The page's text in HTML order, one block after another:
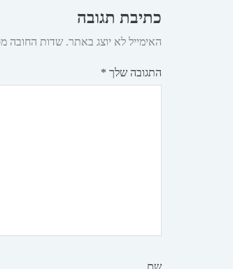
כתיבת תגובה
האימייל לא יוצג באתר. שדות החובה
התגובה שלך *
שם